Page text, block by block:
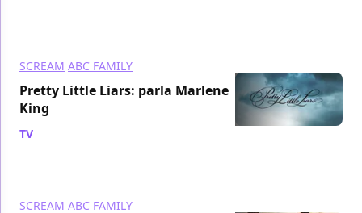
SCREAM ABC FAMILY
Pretty Little Liars: parla Marlene
King
TV
SCREAM ABC FAMILY